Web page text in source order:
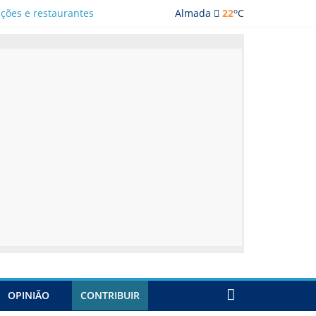
Almada 22oC
e restaurantes
OPINIÃO CONTRIBUIR